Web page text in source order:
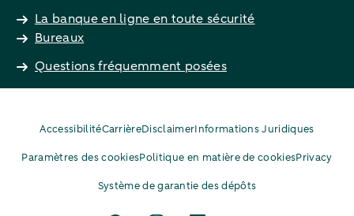
La banque en ligne en toute sécurité
Bureaux
Questions fréquemment posées
AccessibilitéCarrièreDisclaimerInformations Juridiques
Paramètres des cookiesPolitique en matière de cookiesPrivacy
Système de garantie des dépôts